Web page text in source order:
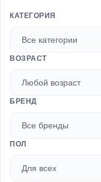
КАТЕГОРИЯ
ВОЗРАСТ
БРЕНД
ПОЛ